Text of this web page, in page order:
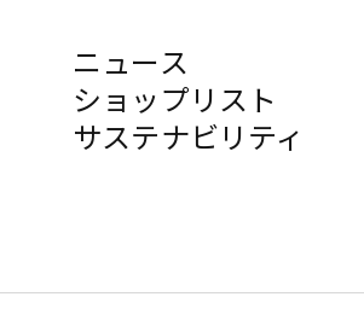
ニュース
ショップリスト
サステナビリティ